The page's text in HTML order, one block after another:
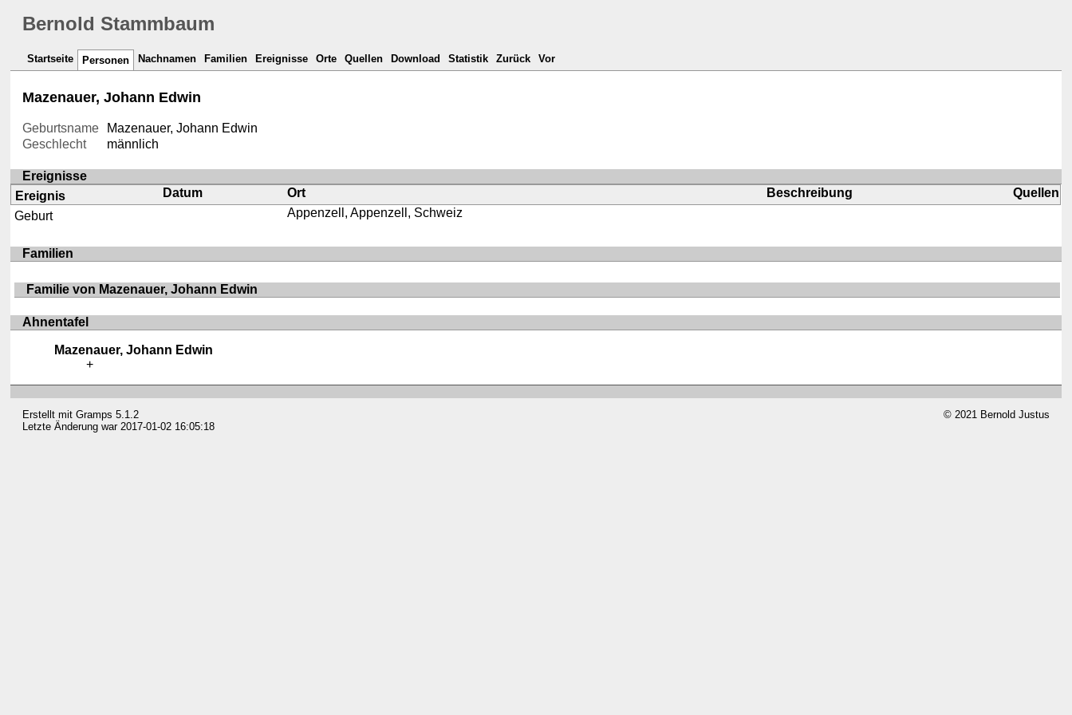
Bernold Stammbaum
Startseite Personen Nachnamen Familien Ereignisse Orte Quellen Download Statistik Zurück Vor
Mazenauer, Johann Edwin
Geburtsname
Mazenauer, Johann Edwin
Geschlecht
männlich
Ereignisse
Ereignis
Datum Ort Beschreibung
Quellen
Geburt
Appenzell, Appenzell, Schweiz
Familien
Familie von Mazenauer, Johann Edwin
Ahnentafel
Mazenauer, Johann Edwin
Erstellt mitGramps 5.1.2
Letzte Änderung war 2017-01-02 16:05:18
© 2021 Bernold Justus